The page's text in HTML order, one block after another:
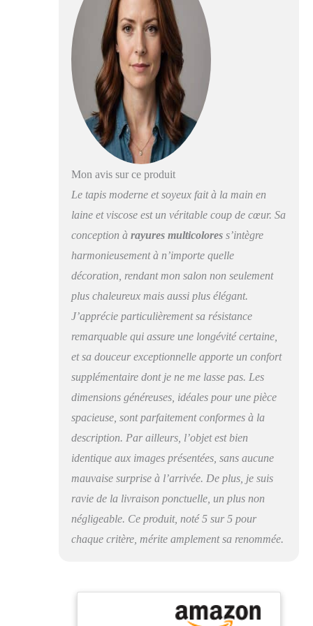
et le tapis, il s'adapte à
tous les types de
décoration intérieure.
Fabriqué à la main à
partir de laine et
viscose, ce tapis
dégage une grande
durabilité, résistance,
douceur, confort et
entretien facile. La
la main en Inde avec
de viscose pour un
toucher doux et
réconfortant sous le
pied Nos tapis peuvent
être facilement
nettoyés et ne
équipement spécial.
Tout type d'aspiration
sous vide peut être
vous pouvez nettoyer
le tapis aussi souvent
que vous le souhaitez.
La laine est une fibre
textile naturelle et l'un
des matériaux les plus
fabrication de tapis.
Les tapis en laine sont
très durables et
parfaitement capables
de résister à l'usure
quotidienne. La laine a
également ignifuge et
conserve sa forme de
Mon avis sur ce produit
Le tapis moderne et soyeux fait à la main en
laine et viscose est un véritable coup de cœur. Sa
conception à rayures multicoloress’intègre
harmonieusement à n’importe quelle
décoration, rendant mon salon non seulement
plus chaleureux mais aussi plus élégant.
J’apprécie particulièrement sa résistance
remarquable qui assure une longévité certaine,
et sa douceur exceptionnelle apporte un confort
supplémentaire dont je ne me lasse pas. Les
dimensions généreuses, idéales pour une pièce
spacieuse, sont parfaitement conformes à la
description. Par ailleurs, l’objet est bien
identique aux images présentées, sans aucune
mauvaise surprise à l’arrivée. De plus, je suis
ravie de la livraison ponctuelle, un plus non
négligeable. Ce produit, noté 5 sur 5 pour
chaque critère, mérite amplement sa renommée.